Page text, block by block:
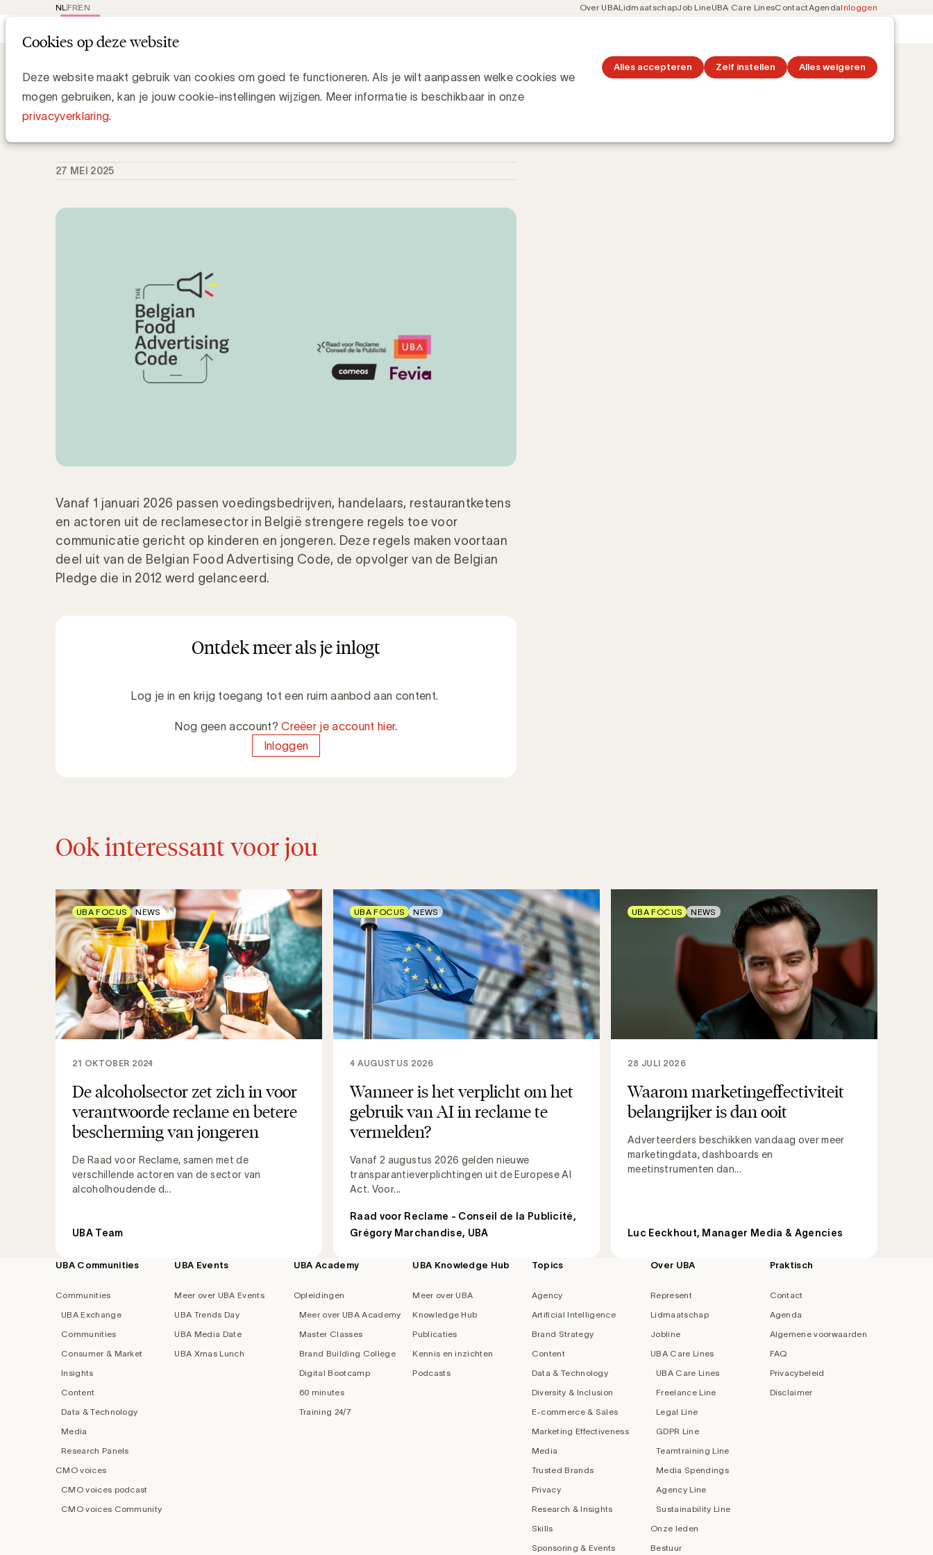
Cookies op deze website
Deze website maakt gebruik van cookies om goed te functioneren. Als je wilt aanpassen welke cookies we
mogen gebruiken, kan je jouw cookie-instellingen wijzigen. Meer informatie is beschikbaar in onze
privacyverklaring.
Alles accepteren Zelf instellen Alles weigeren
EN
FR
NL
Meta
Over UBALidmaatschapJob LineUBA Care LinesContactAgendaInloggen
Verhoogde bescherming van jongeren in voedselreclame:
leeftijdsgrens vastgelegd op 16 jaar
Anne-Laure de Hults
27 MEI 2025
Vanaf 1 januari 2026 passen voedingsbedrijven, handelaars, restaurantketens
en actoren uit de reclamesector in België strengere regels toe voor
communicatie gericht op kinderen en jongeren. Deze regels maken voortaan
deel uit van de Belgian Food Advertising Code, de opvolger van de Belgian
Pledge die in 2012 werd gelanceerd.
Ontdek meer als je inlogt
Log je in en krijg toegang tot een ruim aanbod aan content.
Nog geen account?Creëer je account hier.
Inloggen
Ook interessant voor jou
De alcoholsector zet zich in voor
verantwoorde reclame en betere
bescherming van jongeren
De Raad voor Reclame, samen met de
verschillende actoren van de sector van
alcoholhoudende d...
21 OKTOBER 2024
UBA Team
UBA FOCUS NEWS
Wanneer is het verplicht om het
gebruik van AI in reclame te
vermelden?
Vanaf 2 augustus 2026 gelden nieuwe
transparantieverplichtingen uit de Europese AI
Act. Voor...
4 AUGUSTUS 2026
Raad voor Reclame - Conseil de la Publicité,
Grégory Marchandise, UBA
UBA FOCUS NEWS
Waarom marketingeffectiviteit
belangrijker is dan ooit
Adverteerders beschikken vandaag over meer
marketingdata, dashboards en
meetinstrumenten dan...
28 JULI 2026
Luc Eeckhout, Manager Media & Agencies
UBA FOCUS NEWS
Footer
UBA Communities
Communities
UBA Exchange
Communities
Consumer & Market
Insights
Content
Data & Technology
Media
Research Panels
CMO voices
CMO voices podcast
CMO voices Community
UBA Events
Meer over UBA Events
UBA Trends Day
UBA Media Date
UBA Xmas Lunch
UBA Academy
Opleidingen
Meer over UBA Academy
Master Classes
Brand Building College
Digital Bootcamp
60 minutes
Training 24/7
UBA Knowledge Hub
Meer over UBA
Knowledge Hub
Publicaties
Kennis en inzichten
Podcasts
Topics
Agency
Artificial Intelligence
Brand Strategy
Content
Data & Technology
Diversity & Inclusion
E-commerce & Sales
Marketing Effectiveness
Media
Trusted Brands
Privacy
Research & Insights
Skills
Sponsoring & Events
Over UBA
Represent
Lidmaatschap
Jobline
UBA Care Lines
UBA Care Lines
Freelance Line
Legal Line
GDPR Line
Teamtraining Line
Media Spendings
Agency Line
Sustainability Line
Onze leden
Bestuur
Praktisch
Contact
Agenda
Algemene voorwaarden
FAQ
Privacybeleid
Disclaimer